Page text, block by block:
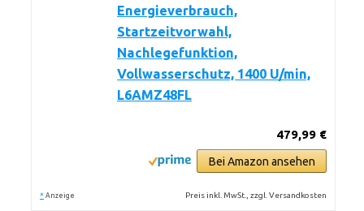
Energieverbrauch,
Startzeitvorwahl,
Nachlegefunktion,
Vollwasserschutz, 1400 U/min,
L6AMZ48FL
479,99 €
Bei Amazon ansehen
* Anzeige Preis inkl. MwSt., zzgl. Versandkosten